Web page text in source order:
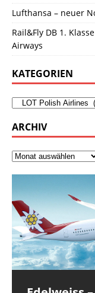
Lufthansa – neuer
Rail&Fly DB 1.
Airways
KATEGORIEN
ARCHIV